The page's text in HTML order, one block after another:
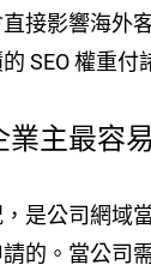
接影響海外
SEO 權重付
業主最容
是公司網域
的。當公司